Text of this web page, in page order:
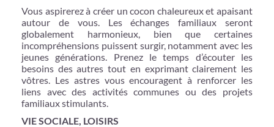
Vous aspirerez à créer un cocon chaleureux et apaisant
autour de vous. Les échanges familiaux seront
globalement harmonieux, bien que certaines
incompréhensions puissent surgir, notamment avec les
jeunes générations. Prenez le temps d’écouter les
besoins des autres tout en exprimant clairement les
vôtres. Les astres vous encouragent à renforcer les
liens avec des activités communes ou des projets
familiaux stimulants.
VIE SOCIALE, LOISIRS